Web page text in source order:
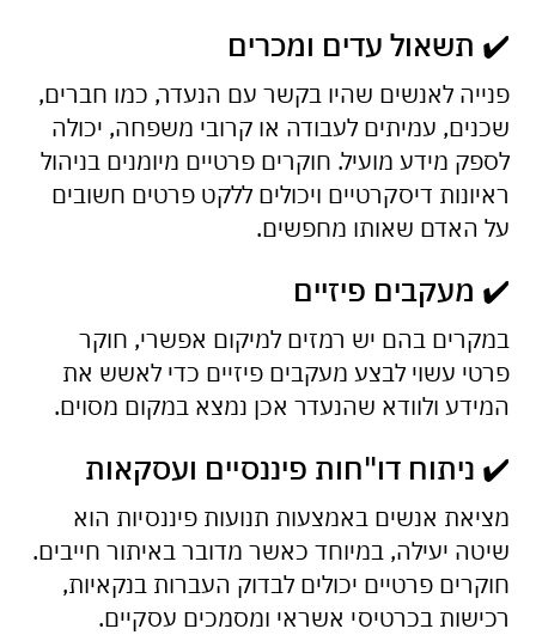
✔️ תשאול עדים ומכרים
פנייה לאנשים שהיו בקשר עם הנעדר, כמו חברים,
שכנים, עמיתים לעבודה או קרובי משפחה, יכולה
לספק מידע מועיל. חוקרים פרטיים מיומנים בניהול
ראיונות דיסקרטיים ויכולים ללקט פרטים חשובים
על האדם שאותו מחפשים.
✔️ מעקבים פיזיים
במקרים בהם יש רמזים למיקום אפשרי, חוקר
פרטי עשוי לבצע מעקבים פיזיים כדי לאשש את
המידע ולוודא שהנעדר אכן נמצא במקום מסוים.
✔️ ניתוח דו"חות פיננסיים ועסקאות
מציאת אנשים באמצעות תנועות פיננסיות הוא
שיטה יעילה, במיוחד כאשר מדובר באיתור חייבים.
חוקרים פרטיים יכולים לבדוק העברות בנקאיות,
רכישות בכרטיסי אשראי ומסמכים עסקיים.